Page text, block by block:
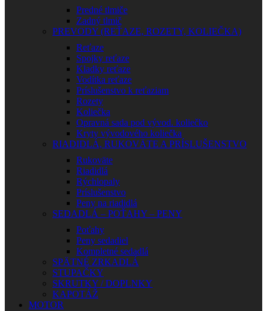
Predné tlmiče
Zadný tlmič
PREVODY (REŤAZE, ROZETY, KOLIEČKA)
Reťaze
Spojky reťaze
Kladky reťaze
Vodítka reťaze
Príslušenstvo k reťaziam
Rozety
Koliečka
Opravná sada pod vývod. koliečko
Kryty vývodového koliečka
RIADIDLÁ, RUKOVÄTE A PRÍSLUŠENSTVO
Rukoväte
Riadidlá
Rýchlopaly
Príslušenstvo
Peny na riadidlá
SEDADLÁ – POŤAHY – PENY
Poťahy
Peny sedadiel
Kompletné sedadlá
SPÄTNÉ ZRKADLÁ
STUPAČKY
SKRUTKY / DOPLNKY
KAPOTÁŽ
MOTOR